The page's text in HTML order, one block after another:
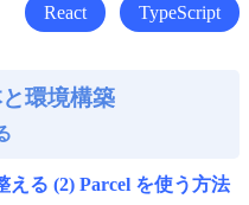
React TypeScript
環境構築
える (2) Parcel を使う方法